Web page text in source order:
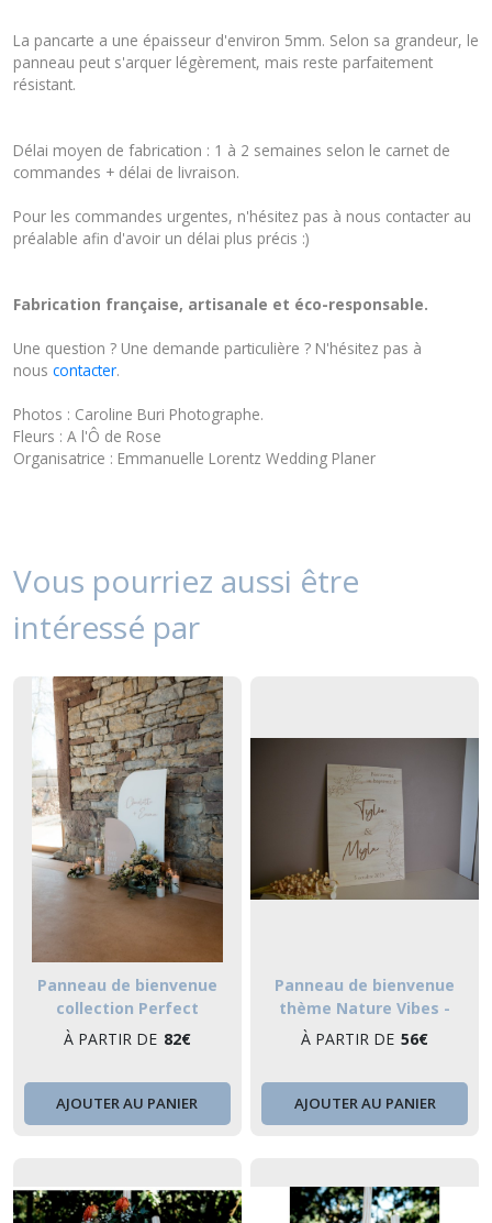
La pancarte a une épaisseur d'environ 5mm. Selon sa grandeur, le
panneau peut s'arquer légèrement, mais reste parfaitement
résistant.
Délai moyen de fabrication : 1 à 2 semaines selon le carnet de
commandes + délai de livraison.
Pour les commandes urgentes, n'hésitez pas à nous contacter au
préalable afin d'avoir un délai plus précis :)
Fabrication française, artisanale et éco-responsable.
Une question ? Une demande particulière ? N'hésitez pas à
nous contacter.
Photos : Caroline Buri Photographe.
Fleurs : A l'Ô de Rose
Organisatrice : Emmanuelle Lorentz Wedding Planer
Vous pourriez aussi être
intéressé par
Panneau de bienvenue
collection Perfect
À PARTIR DE 82€
AJOUTER AU PANIER
Panneau de bienvenue
thème Nature Vibes -
baptême & anniversaire
À PARTIR DE 56€
AJOUTER AU PANIER